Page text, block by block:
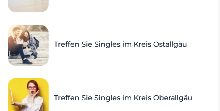
Treffen Sie Singles im Kreis Ostallgäu
Treffen Sie Singles im Kreis Oberallgäu